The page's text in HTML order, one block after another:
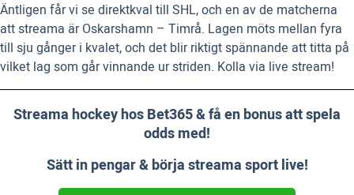
Äntligen får vi se direktkval till SHL, och en av de matcherna
att streama är Oskarshamn – Timrå. Lagen möts mellan fyra
till sju gånger i kvalet, och det blir riktigt spännande att titta på
vilket lag som går vinnande ur striden. Kolla via live stream!
Streama hockey hos Bet365 & få en bonus att spela
odds med!
Sätt in pengar & börja streama sport live!